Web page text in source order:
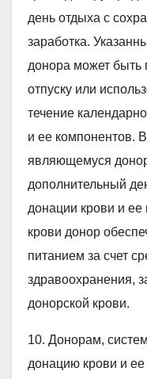
день отдыха с
заработка.
донора может быть
отпуску или
течение
и ее компонентов.
являющемуся
дополнительный
донации крови и
крови донор
питанием за счет
здравоохранения,
донорской крови.
10. Донорам,
донацию крови и